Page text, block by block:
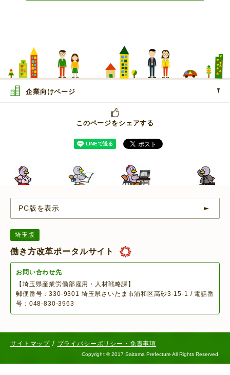
企業向けページ
このページをシェアする
PC版を表示
埼玉版
働き方改革ポータルサイト
お問い合わせ先
【埼玉県産業労働部雇用・人材戦略課】
郵便番号：330-9301 埼玉県さいたま市浦和区高砂3-15-1 / 電話番
号：048-830-3963
サイトマップ / プライバシーポリシー・免責事項
Copyright ©2017 Saitama Prefecture All Rights Reserved.